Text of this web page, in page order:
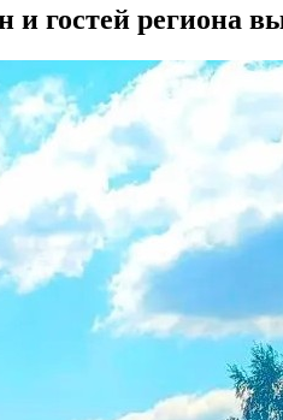
гостей региона